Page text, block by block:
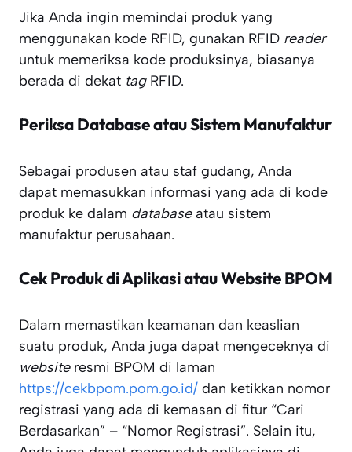
Jika Anda ingin memindai produk yang
menggunakan kode RFID, gunakan RFID reader
untuk memeriksa kode produksinya, biasanya
berada di dekat tag RFID.
Periksa Database atau Sistem Manufaktur
Sebagai produsen atau staf gudang, Anda
dapat memasukkan informasi yang ada di kode
produk ke dalam databaseatau sistem
manufaktur perusahaan.
Cek Produk di Aplikasi atau Website BPOM
Dalam memastikan keamanan dan keaslian
suatu produk, Anda juga dapat mengeceknya di
websiteresmi BPOM di laman
https://cekbpom.pom.go.id/ dan ketikkan nomor
registrasi yang ada di kemasan di fitur “Cari
Berdasarkan” – “Nomor Registrasi”. Selain itu,